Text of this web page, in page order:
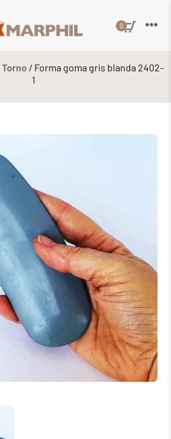
0
Torno / Forma goma gris blanda 2402-
1